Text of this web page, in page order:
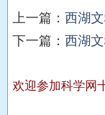
上一篇： 西湖
下一篇： 西湖
欢迎参加科学网